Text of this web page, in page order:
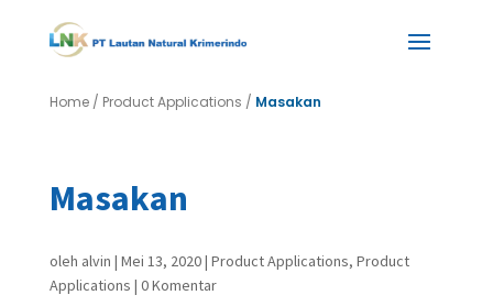
Home/ Product Applications / Masakan
Masakan
oleh alvin | Mei 13, 2020| Product Applications, Product
Applications | 0 Komentar